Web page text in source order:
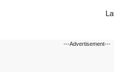
---Advertisement---